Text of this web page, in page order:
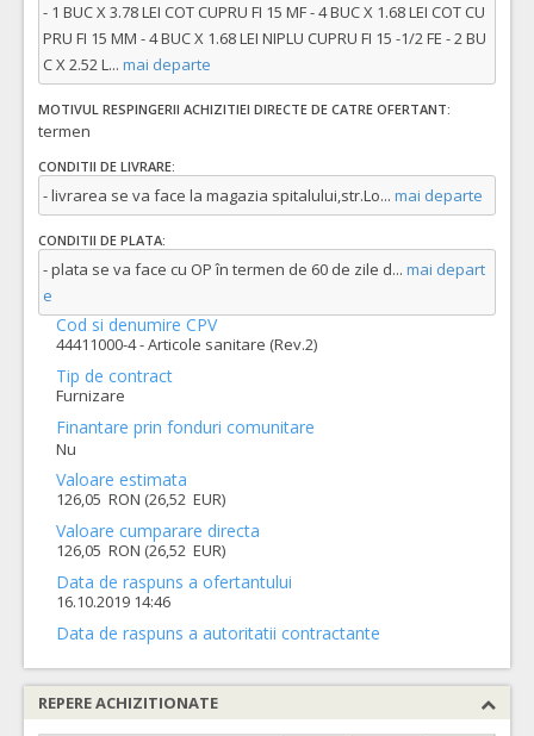
- 1 BUC X 3.78 LEI COT CUPRU FI 15 MF - 4 BUC X 1.68 LEI COT CU
PRU FI 15 MM - 4 BUC X 1.68 LEI NIPLU CUPRU FI 15 -1/2 FE - 2 BU
C X 2.52 L... mai departe
MOTIVUL RESPINGERII ACHIZITIEI DIRECTE DE CATRE OFERTANT:
termen
CONDITII DE LIVRARE:
- livrarea se va face la magazia spitalului,str.Lo... mai departe
CONDITII DE PLATA:
- plata se va face cu OP în termen de 60 de zile d... mai depart
e
Cod si denumire CPV
44411000-4 - Articole sanitare (Rev.2)
Tip de contract
Furnizare
Finantare prin fonduri comunitare
Nu
Valoare estimata
126,05 RON (26,52 EUR)
Valoare cumparare directa
126,05 RON (26,52 EUR)
Data de raspuns a ofertantului
16.10.2019 14:46
Data de raspuns a autoritatii contractante
REPERE ACHIZITIONATE